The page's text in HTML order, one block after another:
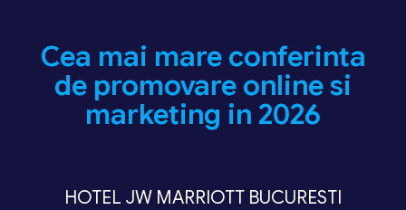
Cea mai mare conferinta
de promovare online si
marketing in 2026
HOTEL JW MARRIOTT BUCURESTI